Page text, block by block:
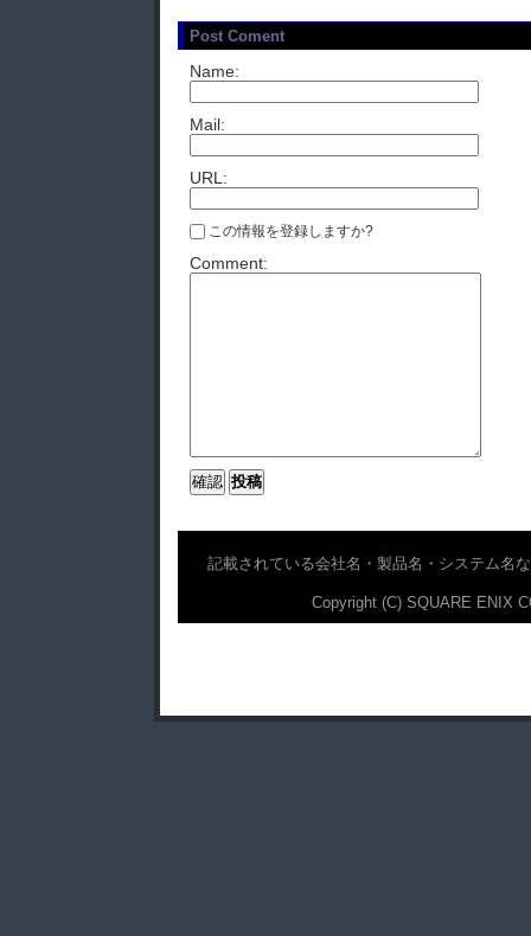
Post Coment
Name:
Mail:
URL:
この情報を登録しますか?
Comment:
記載されている会社名・製品名・システム名
Copyright (C) SQUARE ENIX